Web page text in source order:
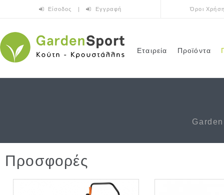
Είσοδος | Εγγραφή Όροι
Εταιρεία Προϊόντα
Προσφορές